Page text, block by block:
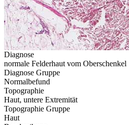
Diagnose
normale Felderhaut vom Oberschenkel
Diagnose Gruppe
Normalbefund
Topographie
Haut, untere Extremität
Topographie Gruppe
Haut